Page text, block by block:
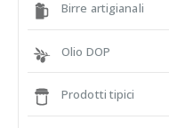
Birre artigianali
Olio DOP
Prodotti tipici